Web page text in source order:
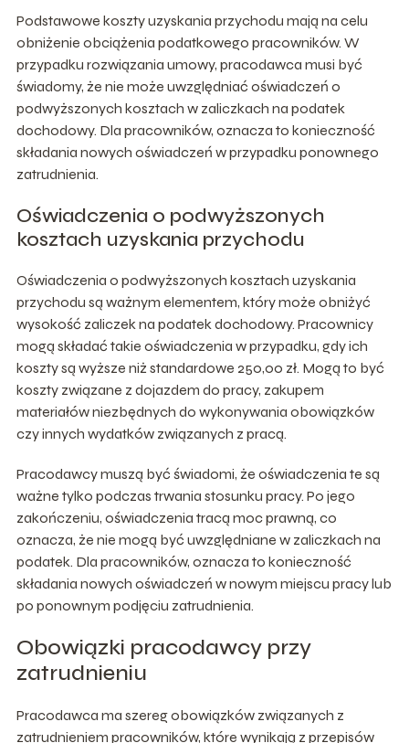
Podstawowe koszty uzyskania przychodu mają na celu
obniżenie obciążenia podatkowego pracowników. W
przypadku rozwiązania umowy, pracodawca musi być
świadomy, że nie może uwzględniać oświadczeń o
podwyższonych kosztach w zaliczkach na podatek
dochodowy. Dla pracowników, oznacza to konieczność
składania nowych oświadczeń w przypadku ponownego
zatrudnienia.
Oświadczenia o podwyższonych
kosztach uzyskania przychodu
Oświadczenia o podwyższonych kosztach uzyskania
przychodu są ważnym elementem, który może obniżyć
wysokość zaliczek na podatek dochodowy. Pracownicy
mogą składać takie oświadczenia w przypadku, gdy ich
koszty są wyższe niż standardowe 250,00 zł. Mogą to być
koszty związane z dojazdem do pracy, zakupem
materiałów niezbędnych do wykonywania obowiązków
czy innych wydatków związanych z pracą.
Pracodawcy muszą być świadomi, że oświadczenia te są
ważne tylko podczas trwania stosunku pracy. Po jego
zakończeniu, oświadczenia tracą moc prawną, co
oznacza, że nie mogą być uwzględniane w zaliczkach na
podatek. Dla pracowników, oznacza to konieczność
składania nowych oświadczeń w nowym miejscu pracy lub
po ponownym podjęciu zatrudnienia.
Obowiązki pracodawcy przy
zatrudnieniu
Pracodawca ma szereg obowiązków związanych z
zatrudnieniem pracowników, które wynikają z przepisów